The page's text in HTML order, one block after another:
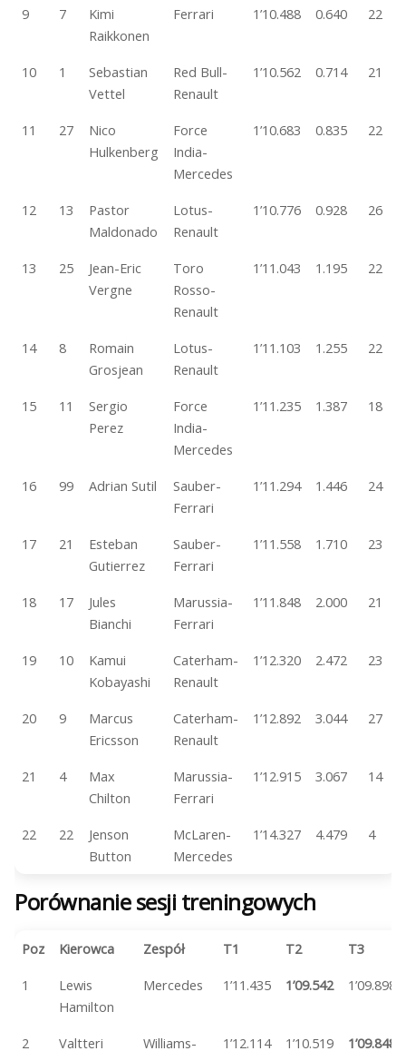
9 7
Kimi
Raikkonen
Ferrari 1’10.488 0.640 22
10 1
Sebastian
Vettel
Red Bull-
Renault
1’10.562 0.714 21
11 27
Nico
Hulkenberg
Force
India-
Mercedes
1’10.683 0.835 22
12 13
Pastor
Maldonado
Lotus-
Renault
1’10.776 0.928 26
13 25
Jean-Eric
Vergne
Toro
Rosso-
Renault
1’11.043 1.195 22
14 8
Romain
Grosjean
Lotus-
Renault
1’11.103 1.255 22
15 11
Sergio
Perez
Force
India-
Mercedes
1’11.235 1.387 18
16 99 Adrian Sutil
Sauber-
Ferrari
1’11.294 1.446 24
17 21
Esteban
Gutierrez
Sauber-
Ferrari
1’11.558 1.710 23
18 17
Jules
Bianchi
Marussia-
Ferrari
1’11.848 2.000 21
19 10
Kamui
Kobayashi
Caterham-
Renault
1’12.320 2.472 23
20 9
Marcus
Ericsson
Caterham-
Renault
1’12.892 3.044 27
21 4
Max
Chilton
Marussia-
Ferrari
1’12.915 3.067 14
22 22
Jenson
Button
McLaren-
Mercedes
1’14.327 4.479 4
Porównanie sesji treningowych
Poz Kierowca Zespół T1 T2
T3
1
Lewis
Hamilton
Mercedes 1’11.435 1’09.542 1’09.898
2 Valtteri Williams- 1’12.114 1’10.519 1’09.848